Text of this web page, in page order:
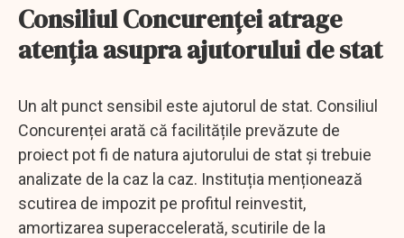
Consiliul Concurenței atrage
atenția asupra ajutorului de stat
Un alt punct sensibil este ajutorul de stat. Consiliul
Concurenței arată că facilitățile prevăzute de
proiect pot fi de natura ajutorului de stat și trebuie
analizate de la caz la caz. Instituția menționează
scutirea de impozit pe profitul reinvestit,
amortizarea superaccelerată, scutirile de la